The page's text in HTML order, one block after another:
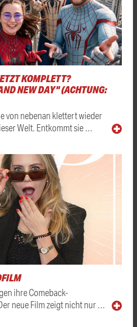
KOMPLETT?
NEW DAY" (ACHTUNG:
von nebenan klettert wieder
Welt. Entkommt sie …
ihre Comeback-
neue Film zeigt nicht nur …